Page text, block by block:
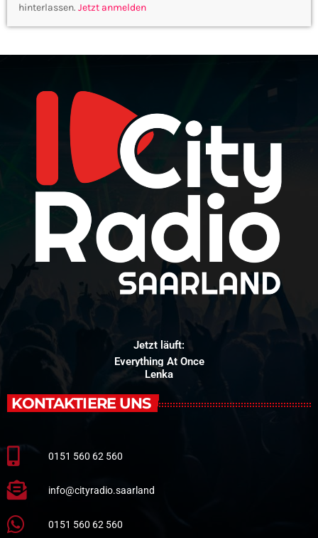
hinterlassen. Jetzt anmelden
Jetzt läuft:
Everything At Once
Lenka
KONTAKTIERE UNS
0151 560 62 560
info@cityradio.saarland
0151 560 62 560